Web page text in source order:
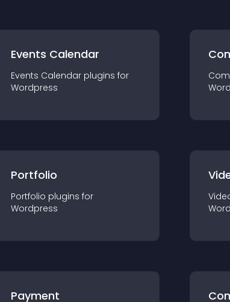
Events Calendar
Events Calendar plugins for
Wordpress
Portfolio
Portfolio plugins for
Wordpress
Payment